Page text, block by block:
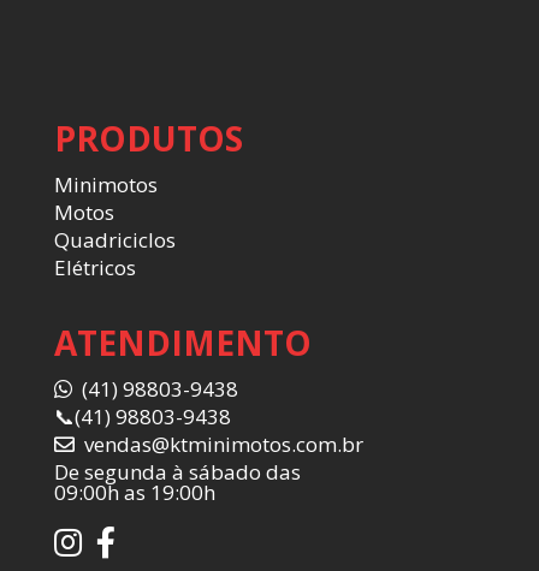
PRODUTOS
Minimotos
Motos
Quadriciclos
Elétricos
ATENDIMENTO
(41) 98803-9438
📞(41) 98803-9438
vendas@ktminimotos.com.br
De segunda à sábado das
09:00h as 19:00h